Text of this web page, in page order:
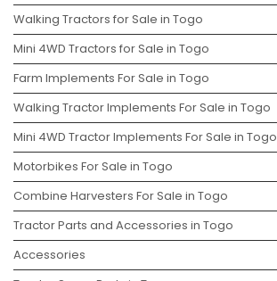
Walking Tractors for Sale in Togo
Mini 4WD Tractors for Sale in Togo
Farm Implements For Sale in Togo
Walking Tractor Implements For Sale in Togo
Mini 4WD Tractor Implements For Sale in Togo
Motorbikes For Sale in Togo
Combine Harvesters For Sale in Togo
Tractor Parts and Accessories in Togo
Accessories